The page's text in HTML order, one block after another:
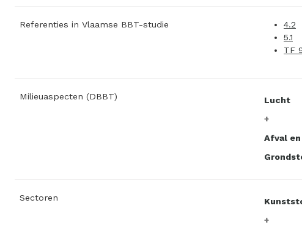
Referenties in Vlaamse BBT-studie
4.2
5.1
TF
Milieuaspecten (DBBT) Lucht
Afval
Sectoren